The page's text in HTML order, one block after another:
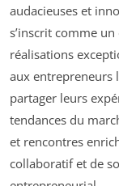
audacieuses et
s’inscrit comme
réalisations
aux entrepreneurs
partager leurs
tendances du
et rencontres
collaboratif et de